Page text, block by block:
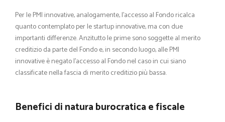
Per le PMI innovative, analogamente, l’accesso al Fondo ricalca
quanto contemplato per le startup innovative, ma con due
importanti differenze. Anzitutto le prime sono soggette al merito
creditizio da parte del Fondo e, in secondo luogo, alle PMI
innovative è negato l’accesso al Fondo nel caso in cui siano
classificate nella fascia di merito creditizio più bassa.
Benefici di natura burocratica e fiscale